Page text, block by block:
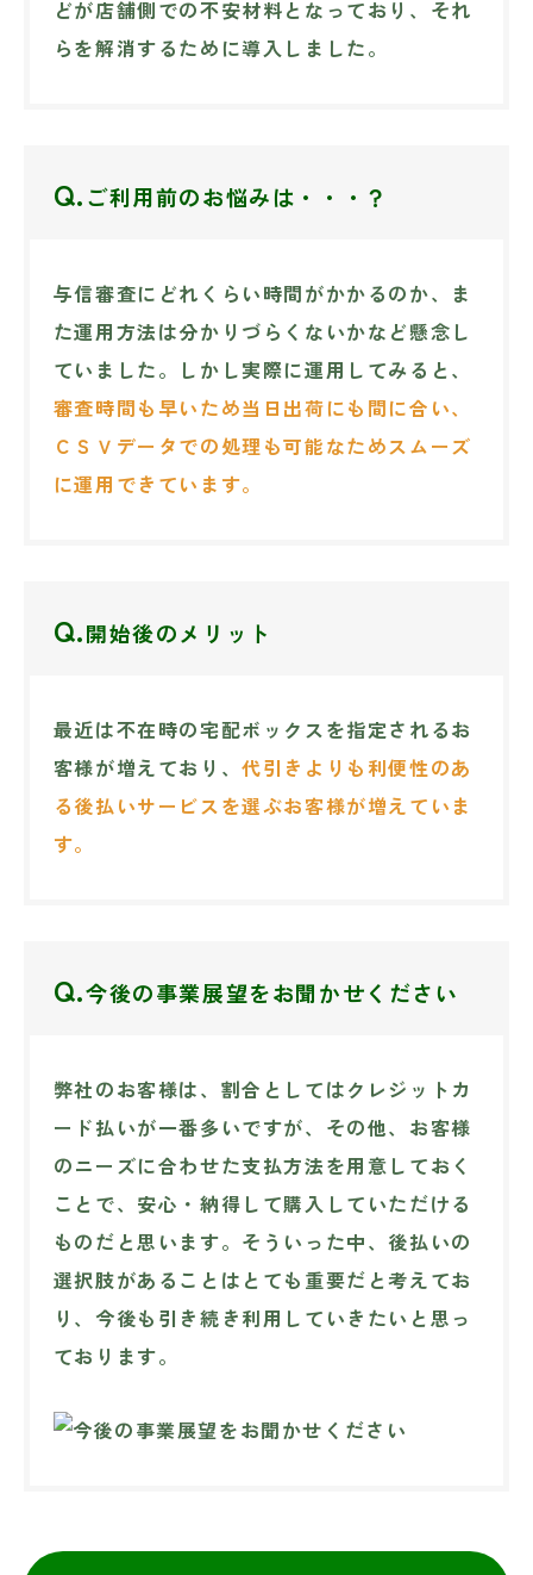
どが店舗側での不安材料となっており、それ
らを解消するために導入しました。
Q.ご利用前のお悩みは・・・？
与信審査にどれくらい時間がかかるのか、ま
た運用方法は分かりづらくないかなど懸念し
ていました。しかし実際に運用してみると、
審査時間も早いため当日出荷にも間に合い、
ＣＳＶデータでの処理も可能なためスムーズ
に運用できています。
Q.開始後のメリット
最近は不在時の宅配ボックスを指定されるお
客様が増えており、代引きよりも利便性のあ
る後払いサービスを選ぶお客様が増えていま
す。
Q.今後の事業展望をお聞かせください
弊社のお客様は、割合としてはクレジットカ
ード払いが一番多いですが、その他、お客様
のニーズに合わせた支払方法を用意しておく
ことで、安心・納得して購入していただける
ものだと思います。そういった中、後払いの
選択肢があることはとても重要だと考えてお
り、今後も引き続き利用していきたいと思っ
ております。